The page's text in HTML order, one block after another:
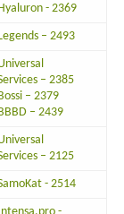
- 2369
– 2493
– 2385
– 2379
– 2439
– 2125
- 2514